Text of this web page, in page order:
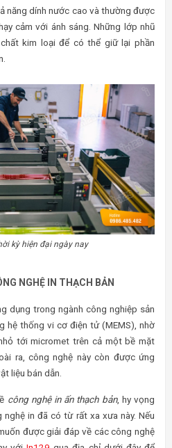
năng dính nước cao và thường được
cảm với ánh sáng. Những lớp nhũ
kim loại để có thể giữ lại phần
kỳ hiện đại ngày nay
NGHỆ IN THẠCH BẢN
dụng trong ngành công nghiệp sản
hệ thống vi cơ điện tử (MEMS), nhờ
tới micromet trên cả một bề mặt
ra, công nghệ này còn được ứng
liệu bán dẫn.
công nghệ in ấn thạch bản, hy vọng
in đã có từ rất xa xưa này. Nếu
được giải đáp về các công nghệ